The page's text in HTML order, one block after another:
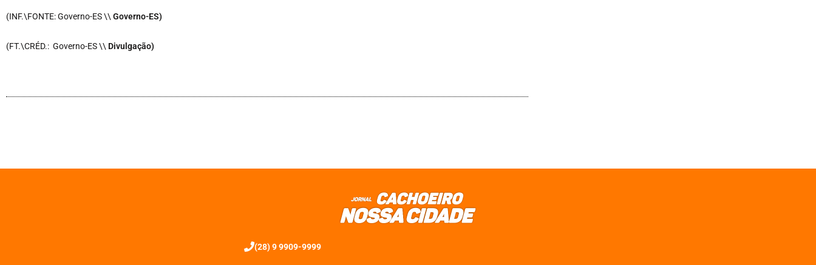
(INF.\FONTE: Governo-ES \\ Governo-ES)
(FT.\CRÉD.: Governo-ES \\ Divulgação)
(28) 9 9909-9999